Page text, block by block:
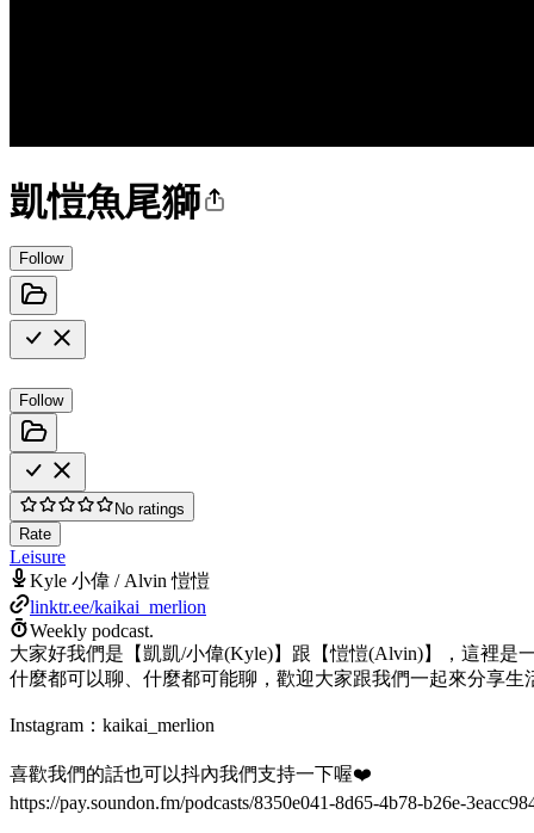
凱愷魚尾獅
Follow
Follow
No ratings
Rate
Leisure
Kyle 小偉 / Alvin 愷愷
linktr.ee/kaikai_merlion
Weekly podcast.
大家好我們是【凱凱/小偉(Kyle)】跟【愷愷(Alvin)】，這裡是
什麼都可以聊、什麼都可能聊，歡迎大家跟我們一起來分享生
Instagram：kaikai_merlion
喜歡我們的話也可以抖內我們支持一下喔❤️
https://pay.soundon.fm/podcasts/8350e041-8d65-4b78-b26e-